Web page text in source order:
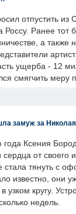
отпустить из
Ранее тот
а также
ущерба - 12
смягчить меру
замуж за
года Ксения
от своего
тянуть с
известно, они
кругу.
недель.